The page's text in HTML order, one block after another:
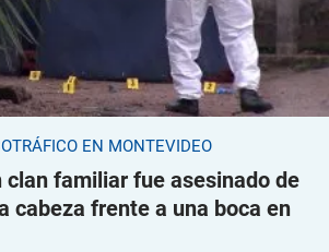
EN MONTEVIDEO
clan familiar fue asesinado de
cabeza frente a una boca en